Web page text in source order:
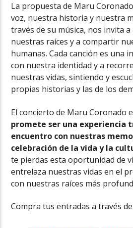
La propuesta de Maru
voz, nuestra historia y nuestra
través de su música, nos invita
nuestras raíces y a compartir
humanas. Cada canción es una
con nuestra identidad y a
nuestras vidas, sintiendo y
propias historias y las de los
El concierto de Maru Coronado
promete ser una experiencia
encuentro con nuestras
celebración de la vida y la
te pierdas esta oportunidad de
entrelaza nuestras vidas en el
con nuestras raíces más
Compra tus entradas a través de